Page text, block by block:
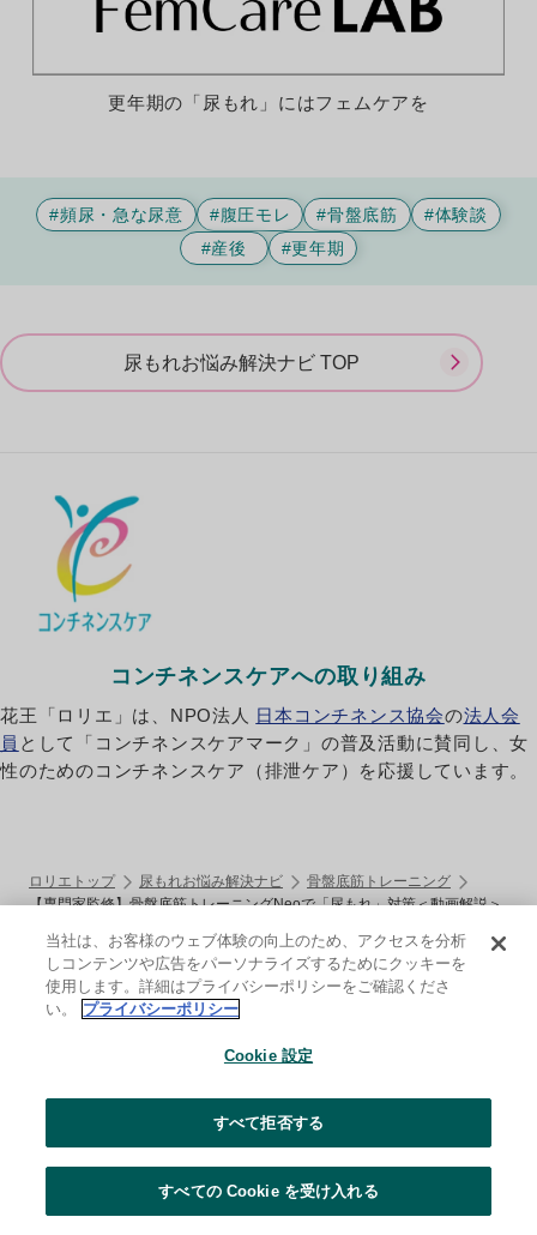
更年期の「尿もれ」にはフェムケアを
#頻尿・急な尿意 #腹圧モレ #骨盤底筋
#体験談
#産後
#更年期
尿もれお悩み解決ナビ TOP
コンチネンスケアへの取り組み
花王「ロリエ」は、NPO法人 日本コンチネンス協会の法人会
員 として 「コンチネンスケアマーク」の普及活動に賛同し、女
性のためのコンチネンスケア（排泄ケア）を応援しています。
ロリエトップ 尿もれお悩み解決ナビ
骨盤底筋トレーニング
【専門家監修】骨盤底筋トレーニングNeoで「尿もれ」対策＜動画解説＞
ロリエについて
Laurier Global
職場のロリエ・学校のロリエ
PRODUCT
しあわせ素肌 もちふわfit
当社は、お客様のウェブ体験の向上のため、アクセスを分析
しコンテンツや広告をパーソナライズするためにクッキーを
使用します。詳細はプライバシーポリシーをご確認くださ
い。
プライバシーポリシー
Cookie 設定
すべて拒否する
すべての Cookie を受け入れる